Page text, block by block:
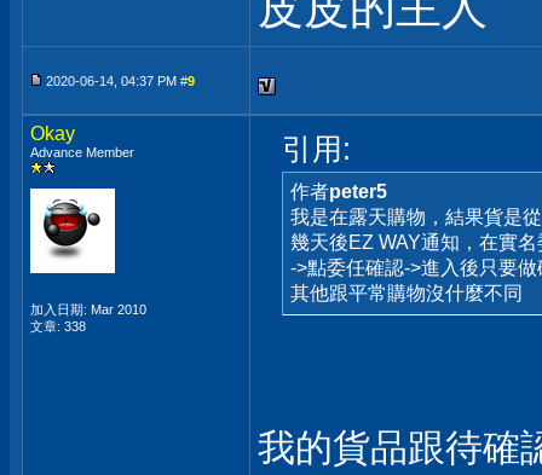
2020-06-14, 04:37 PM #9
Okay
Advance Member
加入日期: Mar 2010
文章: 338
引用:
作者peter5
我是在露天購物，結果貨是
幾天後EZ WAY通知，在實名
->點委任確認->進入後只要
其他跟平常購物沒什麼不同
我的貨品跟待確